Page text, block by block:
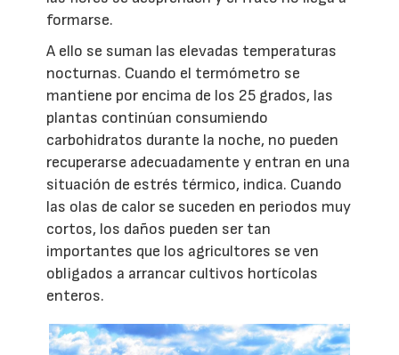
formarse.
A ello se suman las elevadas temperaturas
nocturnas. Cuando el termómetro se
mantiene por encima de los 25 grados, las
plantas continúan consumiendo
carbohidratos durante la noche, no pueden
recuperarse adecuadamente y entran en una
situación de estrés térmico, indica. Cuando
las olas de calor se suceden en periodos muy
cortos, los daños pueden ser tan
importantes que los agricultores se ven
obligados a arrancar cultivos hortícolas
enteros.